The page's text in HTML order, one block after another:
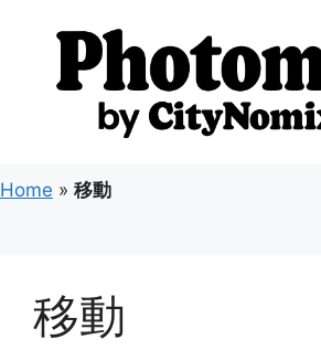
ス
キ
Home » 移動
移動